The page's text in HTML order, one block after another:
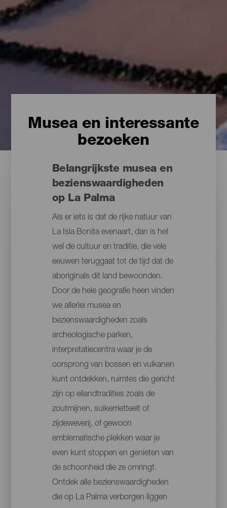
Musea en interessante
bezoeken
Belangrijkste musea en
bezienswaardigheden
op La Palma
Als er iets is dat de rijke natuur van
La Isla Bonita evenaart, dan is het
wel de cultuur en traditie, die vele
eeuwen teruggaat tot de tijd dat de
aboriginals dit land bewoonden.
Door de hele geografie heen vinden
we allerlei musea en
bezienswaardigheden zoals
archeologische parken,
interpretatiecentra waar je de
oorsprong van bossen en vulkanen
kunt ontdekken, ruimtes die gericht
zijn op eilandtradities zoals de
zoutmijnen, suikerrietteelt of
zijdeweverij, of gewoon
emblematische plekken waar je
even kunt stoppen en genieten van
de schoonheid die ze omringt.
Ontdek alle bezienswaardigheden
die op La Palma verborgen liggen